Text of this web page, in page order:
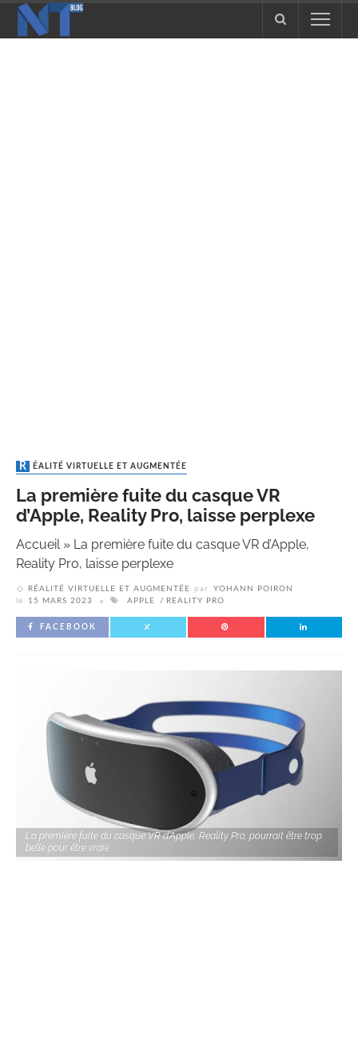
RÉALITÉ VIRTUELLE ET AUGMENTÉE
La première fuite du casque VR
d’Apple, Reality Pro, laisse perplexe
Accueil» La première fuite du casque VR d’Apple,
Reality Pro, laisse perplexe
RÉALITÉ VIRTUELLE ET AUGMENTÉE par
YOHANN POIRON
le
15 MARS 2023 APPLE REALITY PRO
FACEBOOK
La première fuite du casque VR d'Apple, Reality Pro, pourrait être trop
belle pour être vraie